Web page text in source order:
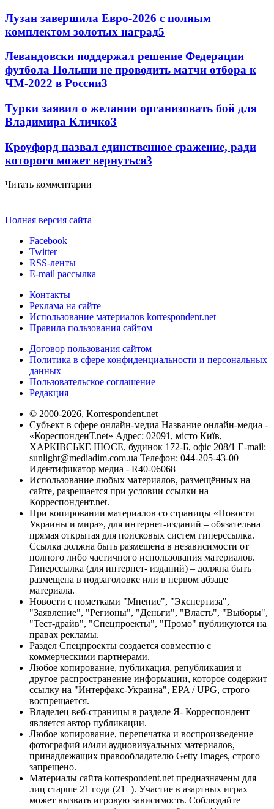
Лузан завершила Евро-2026 с полным
комплектом золотых наград5
Левандовски поддержал решение Федерации
футбола Польши не проводить матчи отбора к
ЧМ-2022 в России3
Турки заявил о желании организовать бой для
Владимира Кличко3
Кроуфорд назвал единственное сражение, ради
которого может вернуться3
Читать комментарии
Полная версия сайта
Facebook
Twitter
RSS-ленты
E-mail рассылка
Контакты
Реклама на сайте
Использование материалов korrespondent.net
Правила пользования сайтом
Договор пользования сайтом
Политика в сфере конфиденциальности и персональных
данных
Пользовательское соглашение
Редакция
© 2000-2026, Korrespondent.net
Субъект в сфере онлайн-медиа Название онлайн-медиа -
«КореспонденТ.net» Адрес: 02091, місто Київ,
ХАРКІВСЬКЕ ШОСЕ, будинок 172-Б, офіс 208/1 E-mail:
sunlight@mediadim.com.ua Телефон: 044-205-43-00
Идентификатор медиа - R40-06068
Использование любых материалов, размещённых на
сайте, разрешается при условии ссылки на
Корреспондент.net.
При копировании материалов со страницы «Новости
Украины и мира», для интернет-изданий – обязательна
прямая открытая для поисковых систем гиперссылка.
Ссылка должна быть размещена в независимости от
полного либо частичного использования материалов.
Гиперссылка (для интернет- изданий) – должна быть
размещена в подзаголовке или в первом абзаце
материала.
Новости с пометками "Мнение", "Экспертиза",
"Заявление", "Регионы", "Деньги", "Власть", "Выборы",
"Тест-драйв", "Спецпроекты", "Промо" публикуются на
правах рекламы.
Раздел Спецпроекты создается совместно с
коммерческими партнерами.
Любое копирование, публикация, републикация и
другое распространение информации, которое содержит
ссылку на "Интерфакс-Украина", EPA / UPG, строго
воспрещается.
Владелец веб-страницы в разделе Я- Корреспондент
является автор публикации.
Любое копирование, перепечатка и воспроизведение
фотографий и/или аудиовизуальных материалов,
принадлежащих правообладателю Getty Images, строго
запрещено.
Материалы сайта korrespondent.net предназначены для
лиц старше 21 года (21+). Участие в азартных играх
может вызвать игровую зависимость. Соблюдайте